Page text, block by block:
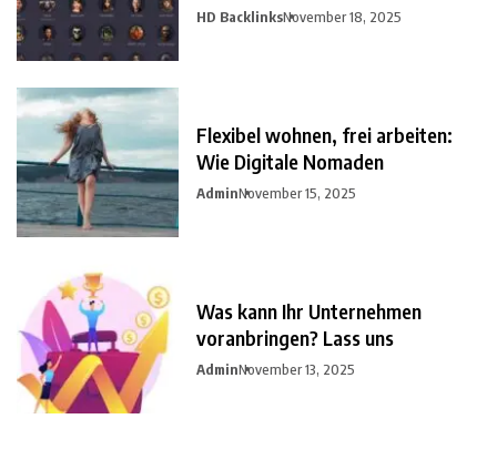
HD BacklinksNovember 18, 2025
Flexibel wohnen, frei arbeiten:
Wie Digitale Nomaden
AdminNovember 15, 2025
Was kann Ihr Unternehmen
voranbringen? Lass uns
AdminNovember 13, 2025